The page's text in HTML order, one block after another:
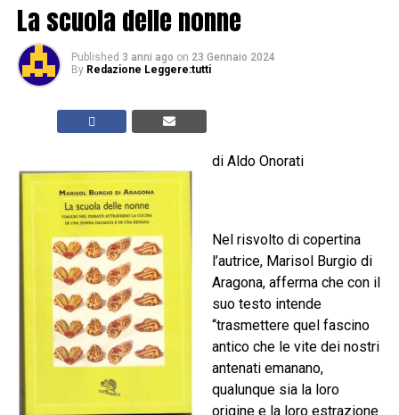
La scuola delle nonne
Published 3 anni ago on 23 Gennaio 2024
By Redazione Leggere:tutti
di Aldo Onorati
Nel risvolto di copertina
l’autrice, Marisol Burgio di
Aragona, afferma che con il
suo testo intende
“trasmettere quel fascino
antico che le vite dei nostri
antenati emanano,
qualunque sia la loro
origine e la loro estrazione